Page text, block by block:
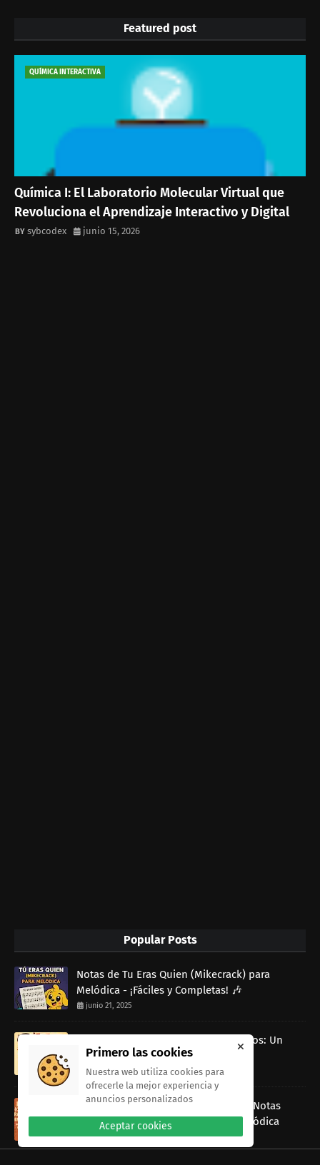
Featured post
QUÍMICA INTERACTIVA
Química I: El Laboratorio Molecular Virtual que
Revoluciona el Aprendizaje Interactivo y Digital
sybcodex junio 15, 2026
Popular Posts
Notas de Tu Eras Quien (Mikecrack) para
Melódica - ¡Fáciles y Completas! 🎶
junio 21, 2025
El Himno Nacional del Perú para Niños: Un
Canto de Libertad que Nos Une
junio 17, 2025
Rap Dancin (Canción de Ratatouille) Notas
musicales Fáciles para Tocar con Melódica
junio 13, 2025
Primero las cookies
Nuestra web utiliza cookies para
ofrecerle la mejor experiencia y
anuncios personalizados
Aceptar cookies